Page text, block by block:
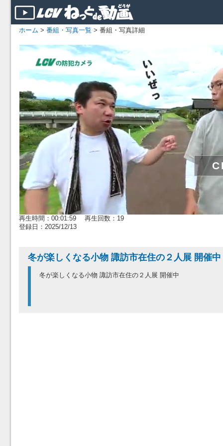
ホーム > 番組・写真一覧 > 番組・写真詳細
再生時間：00:01:59 再生回数：19
登録日：2025/12/13
冬が楽しくなる小物 諏訪市在住の２人展 開催中
冬が楽しくなる小物 諏訪市在住の２人展 開催中